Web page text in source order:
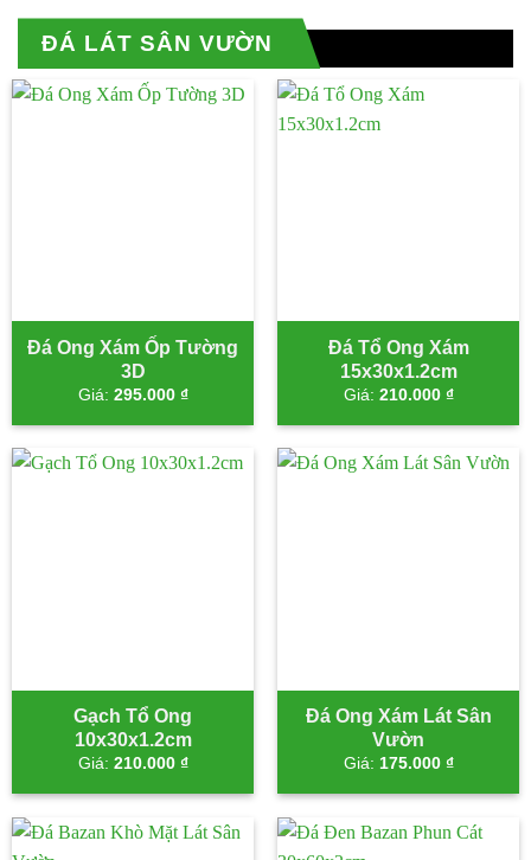
ĐÁ LÁT SÂN VƯỜN
Đá Ong Xám Ốp Tường
3D
Giá: 295.000 ₫
Đá Tổ Ong Xám
15x30x1.2cm
Giá: 210.000 ₫
Gạch Tổ Ong
10x30x1.2cm
Giá: 210.000 ₫
Đá Ong Xám Lát Sân
Vườn
Giá: 175.000 ₫